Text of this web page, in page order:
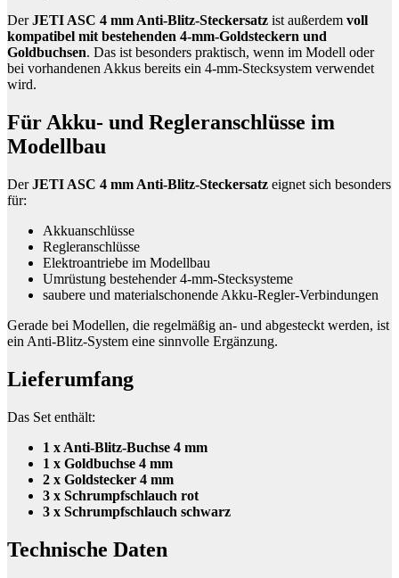
DerJETI ASC 4 mm Anti-Blitz-Steckersatz ist außerdem voll
kompatibel mit bestehenden 4-mm-Goldsteckern und
Goldbuchsen. Das ist besonders praktisch, wenn im Modell oder
bei vorhandenen Akkus bereits ein 4-mm-Stecksystem verwendet
wird.
Für Akku- und Regleranschlüsse im
Modellbau
DerJETI ASC 4 mm Anti-Blitz-Steckersatz eignet sich besonders
für:
Akkuanschlüsse
Regleranschlüsse
Elektroantriebe im Modellbau
Umrüstung bestehender 4-mm-Stecksysteme
saubere und materialschonende Akku-Regler-Verbindungen
Gerade bei Modellen, die regelmäßig an- und abgesteckt werden, ist
ein Anti-Blitz-System eine sinnvolle Ergänzung.
Lieferumfang
Das Set enthält:
1 x Anti-Blitz-Buchse 4 mm
1 x Goldbuchse 4 mm
2 x Goldstecker 4 mm
3 x Schrumpfschlauch rot
3 x Schrumpfschlauch schwarz
Technische Daten